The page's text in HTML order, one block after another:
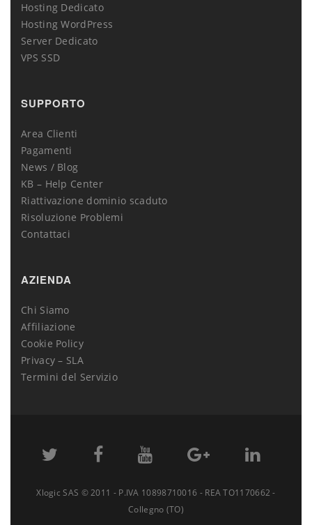
Hosting Dedicato
Hosting WordPress
Server Dedicato
VPS SSD
SUPPORTO
Area Clienti
Pagamenti
News / Blog
KB – Help Center
Riattivazione dominio scaduto
Risoluzione Problemi
Contattaci
AZIENDA
Chi Siamo
Affiliazione
Cookie Policy
Privacy – SLA
Termini del Servizio
Xlogic SAS © 2011 - P.IVA 10898710016 - REA TO1170662 -
Collegno (TO)